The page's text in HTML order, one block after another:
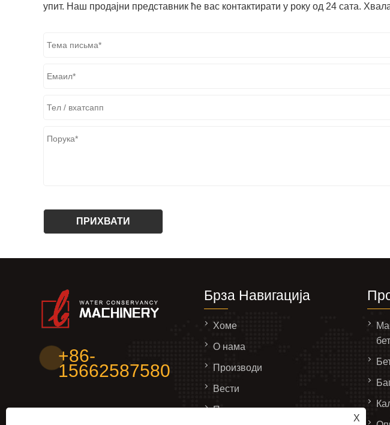
упит. Наш продајни представник ће вас контактирати у року од 24 сата.
X
+86-
15662587580
Брза Навигација
Хоме
О нама
Производи
Вести
Пошаљите упит